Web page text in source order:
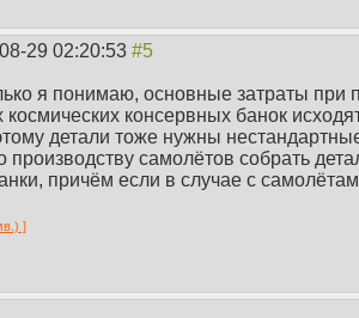
29 02:20:53
я понимаю, основные затраты при
консервных банок
детали тоже нужны
производству самолётов собрать
причём если в случае с
окупить создание завода
Не космическим же туристам
]